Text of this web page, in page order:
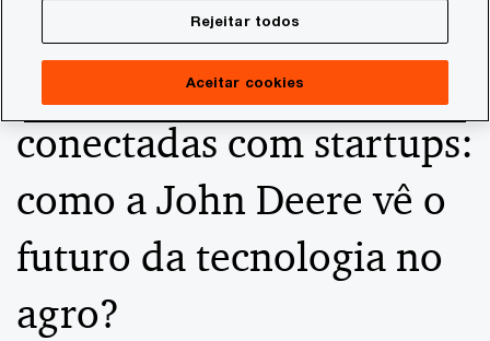
máquinas elétricas, Big
Data, soluções
conectadas com startups:
como a John Deere vê o
futuro da tecnologia no
agro?
Rejeitar todos
Aceitar cookies